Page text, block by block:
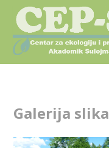
Galerija slika